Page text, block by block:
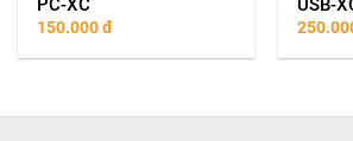
PC-XC
150.000đ
USB-